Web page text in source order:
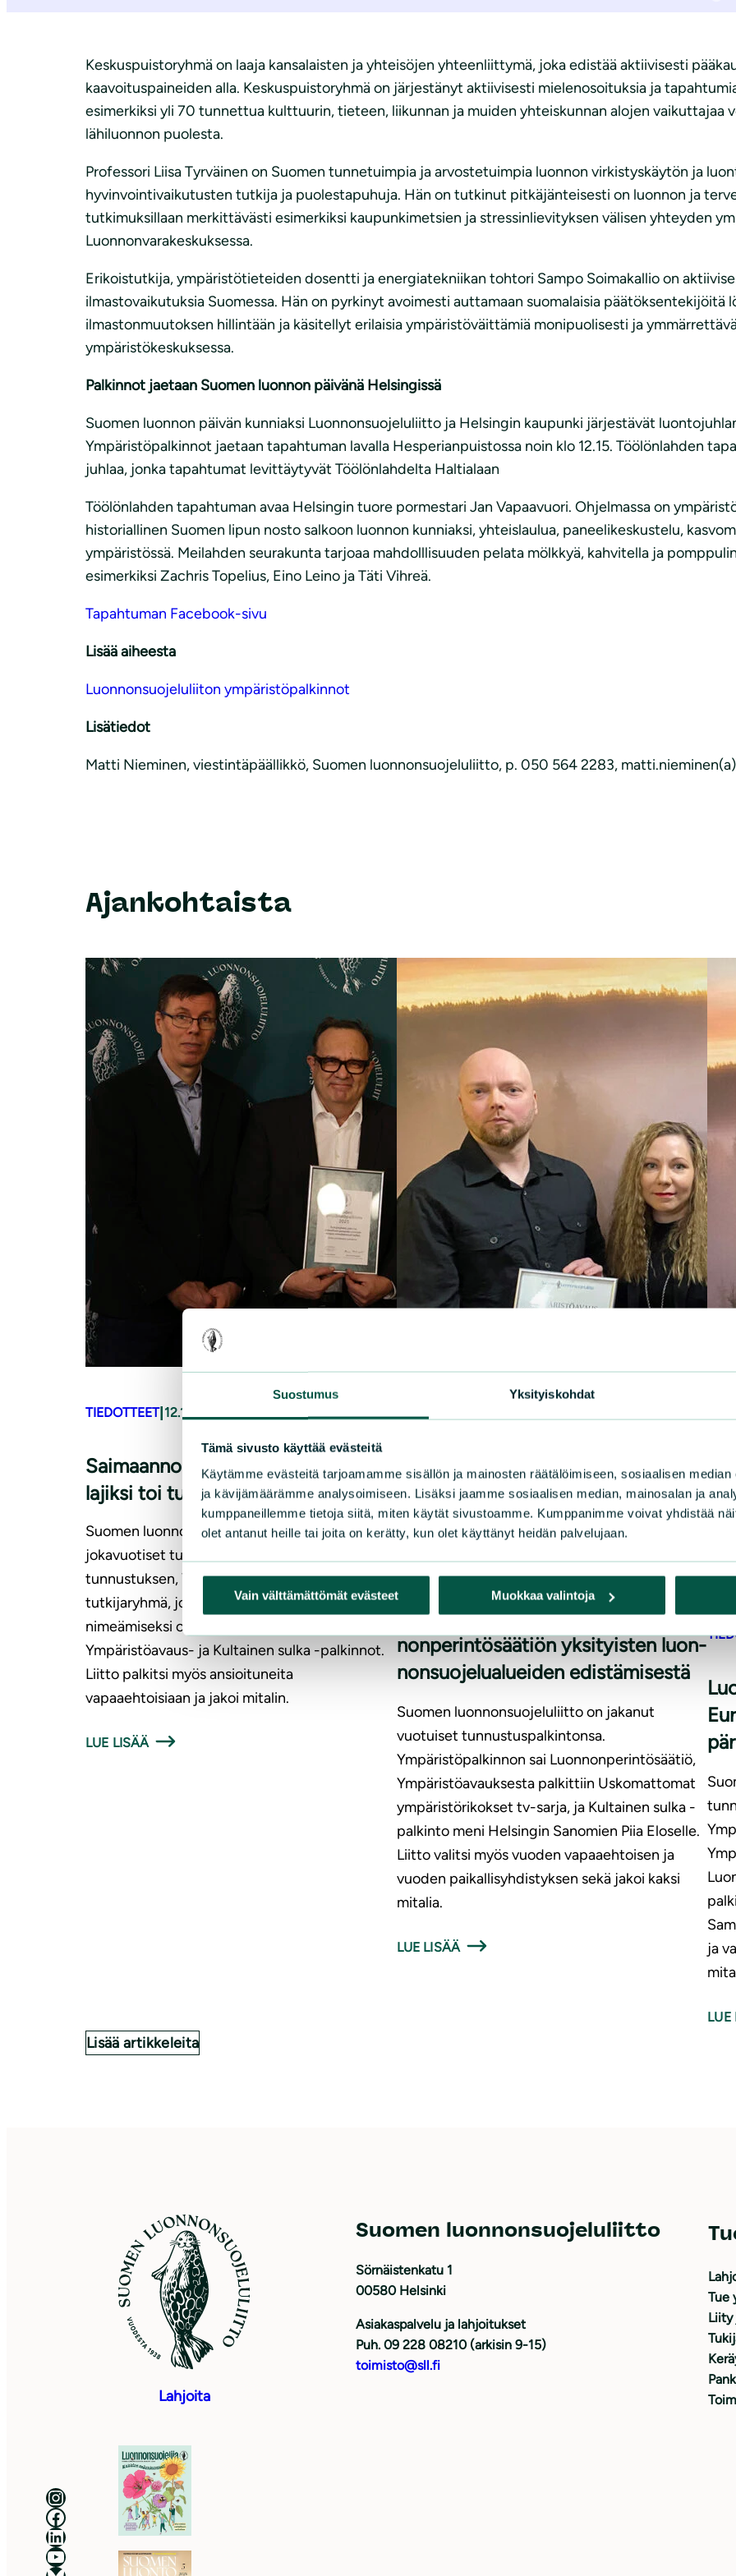
Suostumus Yksityiskohdat
Tämä sivusto käyttää evästeitä
Käytämme evästeitä tarjoamamme sisällön ja mainosten räätälöimiseen, sosiaalisen
ja kävijämäärämme analysoimiseen. Lisäksi jaamme sosiaalisen median, mainosalan ja
kumppaneillemme tietoja siitä, miten käytät sivustoamme. Kumppanimme voivat yhdistää
olet antanut heille tai joita on kerätty, kun olet käyttänyt heidän palvelujaan.
Vain välttämättömät evästeet Muokkaa valintoja
Keskuspuistoryhmä on laaja kansalaisten ja yhteisöjen yhteenliittymä, joka edistää aktiivisesti
kaavoituspaineiden alla. Keskuspuistoryhmä on järjestänyt aktiivisesti mielenosoituksia ja
esimerkiksi yli 70 tunnettua kulttuurin, tieteen, liikunnan ja muiden yhteiskunnan alojen vaikuttajaa
lähiluonnon puolesta.
Professori Liisa Tyrväinen on Suomen tunnetuimpia ja arvostetuimpia luonnon virkistyskäytön ja
hyvinvointivaikutusten tutkija ja puolestapuhuja. Hän on tutkinut pitkäjänteisesti on luonnon ja
tutkimuksillaan merkittävästi esimerkiksi kaupunkimetsien ja stressinlievityksen välisen yhteyden
Luonnonvarakeskuksessa.
Erikoistutkija, ympäristötieteiden dosentti ja energiatekniikan tohtori Sampo Soimakallio on
ilmastovaikutuksia Suomessa. Hän on pyrkinyt avoimesti auttamaan suomalaisia päätöksentekijöitä
ilmastonmuutoksen hillintään ja käsitellyt erilaisia ympäristöväittämiä monipuolisesti ja
ympäristökeskuksessa.
Palkinnot jaetaan Suomen luonnon päivänä Helsingissä
Suomen luonnon päivän kunniaksi Luonnonsuojeluliitto ja Helsingin kaupunki järjestävät
Ympäristöpalkinnot jaetaan tapahtuman lavalla Hesperianpuistossa noin klo 12.15. Töölönlahden
juhlaa, jonka tapahtumat levittäytyvät Töölönlahdelta Haltialaan
Töölönlahden tapahtuman avaa Helsingin tuore pormestari Jan Vapaavuori. Ohjelmassa on
historiallinen Suomen lipun nosto salkoon luonnon kunniaksi, yhteislaulua, paneelikeskustelu,
ympäristössä. Meilahden seurakunta tarjoaa mahdolllisuuden pelata mölkkyä, kahvitella ja
esimerkiksi Zachris Topelius, Eino Leino ja Täti Vihreä.
Tapahtuman Facebook-sivu
Lisää aiheesta
Luonnonsuojeluliiton ympäristöpalkinnot
Lisätiedot
Matti Nieminen, viestintäpäällikkö, Suomen luonnonsuojeluliitto, p. 050 564 2283,
Ajankohtaista
TIEDOTTEET| 12.12.2025
Saimaannorpan tunnistaminen
lajiksi toi tutkijoille palkinnon
Suomen luonnonsuojeluliitto on jakanut
jokavuotiset tunnustuspalkintonsa. Suurimman
tunnustuksen, Ympäristöpalkinnon, sai
tutkijaryhmä, joka oli mukana saimaannorpan
nimeämiseksi omaksi lajikseen. Lisäksi jaettiin
Ympäristöavaus- ja Kultainen sulka -palkinnot.
Liitto palkitsi myös ansioituneita
vapaaehtoisiaan ja jakoi mitalin.
LUE LISÄÄ
UUTISET|15.12.2023
Luon­non­suo­je­lu­liit­to palkitsi Luon­
non­pe­rin­tö­sää­tiön yksityisten luon­
non­suo­je­lua­luei­den edistämisestä
Suomen luonnonsuojeluliitto on jakanut
vuotuiset tunnustuspalkintonsa.
Ympäristöpalkinnon sai Luonnonperintösäätiö,
Ympäristöavauksesta palkittiin Uskomattomat
ympäristörikokset tv-sarja, ja Kultainen sulka -
palkinto meni Helsingin Sanomien Piia Eloselle.
Liitto valitsi myös vuoden vapaaehtoisen ja
vuoden paikallisyhdistyksen sekä jakoi kaksi
mitalia.
LUE LISÄÄ
ja
LUE
Lisää artikkeleita
Lahjoita
Suomen luonnonsuojeluliitto
Sörnäistenkatu 1
00580 Helsinki
Asiakaspalvelu ja lahjoitukset
Puh. 09 228 08210 (arkisin 9-15)
toimisto@sll.fi
Tue
Liity
Luonnonsuojeluliitto Instagramissa
Luonnonsuojeluliitto Facebookissa
Luonnonsuojeluliitto LinkedInissä
Luonnonsuojeluliiton YouTube-kanava